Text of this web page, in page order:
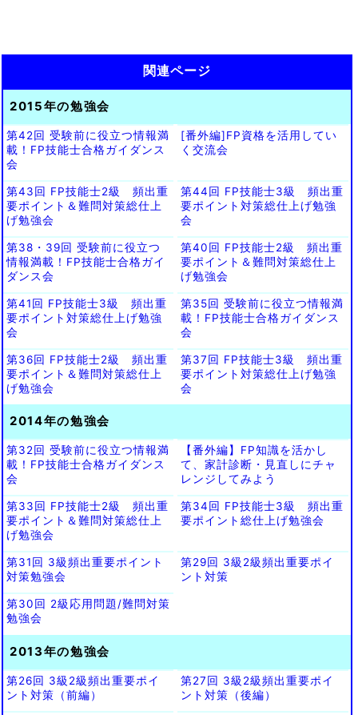
関連ページ
2015年の勉強会
第42回 受験前に役立つ情報満
載！FP技能士合格ガイダンス
会
[番外編]FP資格を活用してい
く交流会
第43回 FP技能士2級 頻出重
要ポイント＆難問対策総仕上
げ勉強会
第44回 FP技能士3級 頻出重
要ポイント対策総仕上げ勉強
会
第38・39回 受験前に役立つ
情報満載！FP技能士合格ガイ
ダンス会
第40回 FP技能士2級 頻出重
要ポイント＆難問対策総仕上
げ勉強会
第41回 FP技能士3級 頻出重
要ポイント対策総仕上げ勉強
会
第35回 受験前に役立つ情報満
載！FP技能士合格ガイダンス
会
第36回 FP技能士2級 頻出重
要ポイント＆難問対策総仕上
げ勉強会
第37回 FP技能士3級 頻出重
要ポイント対策総仕上げ勉強
会
2014年の勉強会
第32回 受験前に役立つ情報満
載！FP技能士合格ガイダンス
会
【番外編】FP知識を活かし
て、家計診断・見直しにチャ
レンジしてみよう
第33回 FP技能士2級 頻出重
要ポイント＆難問対策総仕上
げ勉強会
第34回 FP技能士3級 頻出重
要ポイント総仕上げ勉強会
第31回 3級頻出重要ポイント
対策勉強会
第29回 3級2級頻出重要ポイ
ント対策
第30回 2級応用問題/難問対策
勉強会
2013年の勉強会
第26回 3級2級頻出重要ポイ
ント対策（前編）
第27回 3級2級頻出重要ポイ
ント対策（後編）